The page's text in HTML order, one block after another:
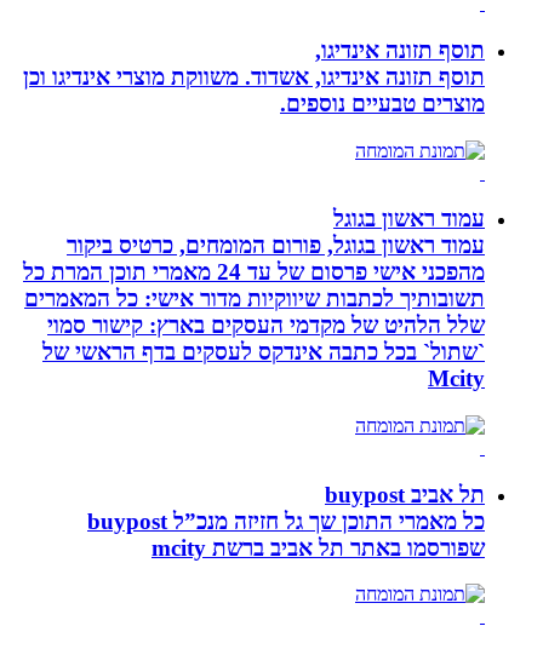
תוסף תזונה אינדיגו,
תוסף תזונה אינדיגו, אשדוד. משווקת מוצרי אינדיגו וכן
מוצרים טבעיים נוספים.
עמוד ראשון בגוגל
עמוד ראשון בגוגל, פורום המומחים, כרטיס ביקור
מהפכני אישי פרסום של עד 24 מאמרי תוכן המרת כל
תשובותיך לכתבות שיווקיות מדור אישי: כל המאמרים
שלל הלהיט של מקדמי העסקים בארץ: קישור סמוי
`שתול` בכל כתבה אינדקס לעסקים בדף הראשי של
Mcity
תל אביב buypost
כל מאמרי התוכן שך גל חזיזה מנכ”ל buypost
שפורסמו באתר תל אביב ברשת mcity